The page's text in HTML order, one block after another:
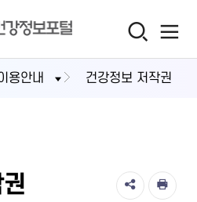
용안내 건강정보 저작권